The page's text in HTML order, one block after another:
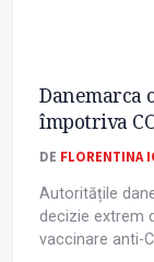
Danemarca
împotriva
DE FLORENTINA
Autoritățile
decizie extrem
vaccinare anti-